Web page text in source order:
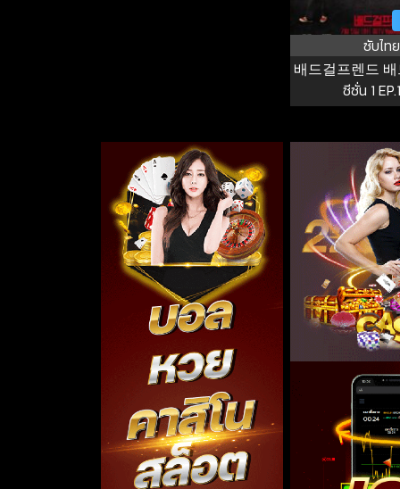
ซับไทย
배드걸프렌드
ซีซั่น 1